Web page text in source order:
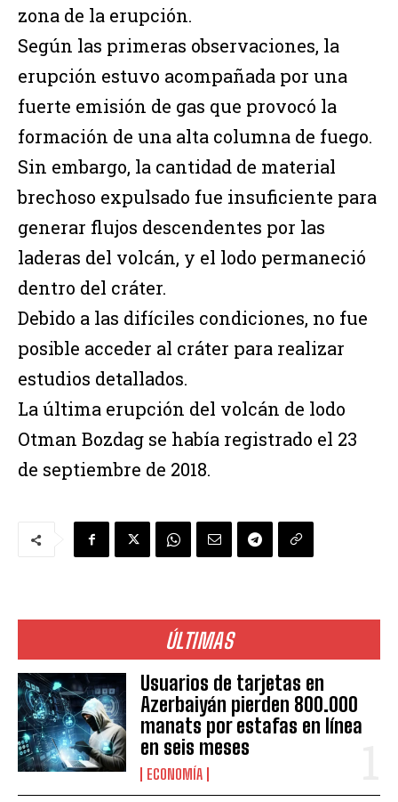
ÚLTIMAS
Usuarios de tarjetas en
Azerbaiyán pierden 800.000
manats por estafas en línea
en seis meses
ECONOMÍA
zona de la erupción.
Según las primeras observaciones, la
erupción estuvo acompañada por una
fuerte emisión de gas que provocó la
formación de una alta columna de fuego.
Sin embargo, la cantidad de material
brechoso expulsado fue insuficiente para
generar flujos descendentes por las
laderas del volcán, y el lodo permaneció
dentro del cráter.
Debido a las difíciles condiciones, no fue
posible acceder al cráter para realizar
estudios detallados.
La última erupción del volcán de lodo
Otman Bozdag se había registrado el 23
de septiembre de 2018.